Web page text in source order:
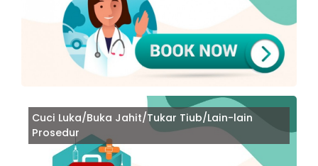
Cuci Luka/Buka Jahit/Tukar Tiub/Lain-lain
Prosedur